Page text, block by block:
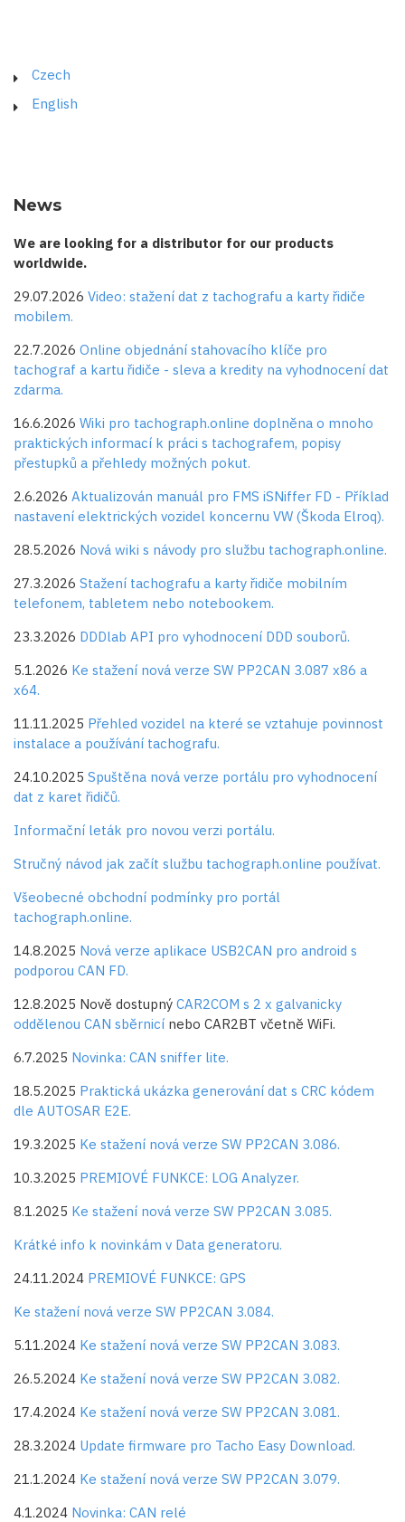
Czech
English
News
We are looking for a distributor for our products
worldwide.
29.07.2026 Video: stažení dat z tachografu a karty řidiče
mobilem.
22.7.2026 Online objednání stahovacího klíče pro
tachograf a kartu řidiče - sleva a kredity na vyhodnocení dat
zdarma.
16.6.2026 Wiki pro tachograph.online doplněna o mnoho
praktických informací k práci s tachografem, popisy
přestupků a přehledy možných pokut.
2.6.2026 Aktualizován manuál pro FMS iSNiffer FD - Příklad
nastavení elektrických vozidel koncernu VW (Škoda Elroq).
28.5.2026 Nová wiki s návody pro službu tachograph.online.
27.3.2026 Stažení tachografu a karty řidiče mobilním
telefonem, tabletem nebo notebookem.
23.3.2026 DDDlab API pro vyhodnocení DDD souborů.
5.1.2026 Ke stažení nová verze SW PP2CAN 3.087 x86 a
x64.
11.11.2025 Přehled vozidel na které se vztahuje povinnost
instalace a používání tachografu.
24.10.2025 Spuštěna nová verze portálu pro vyhodnocení
dat z karet řidičů.
Informační leták pro novou verzi portálu.
Stručný návod jak začít službu tachograph.online používat.
Všeobecné obchodní podmínky pro portál
tachograph.online.
14.8.2025 Nová verze aplikace USB2CAN pro android s
podporou CAN FD.
12.8.2025 Nově dostupný CAR2COM s 2 x galvanicky
oddělenou CAN sběrnicí nebo CAR2BT včetně WiFi.
6.7.2025 Novinka: CAN sniffer lite.
18.5.2025 Praktická ukázka generování dat s CRC kódem
dle AUTOSAR E2E.
19.3.2025 Ke stažení nová verze SW PP2CAN 3.086.
10.3.2025 PREMIOVÉ FUNKCE: LOG Analyzer.
8.1.2025 Ke stažení nová verze SW PP2CAN 3.085.
Krátké info k novinkám v Data generatoru.
24.11.2024 PREMIOVÉ FUNKCE: GPS
Ke stažení nová verze SW PP2CAN 3.084.
5.11.2024 Ke stažení nová verze SW PP2CAN 3.083.
26.5.2024 Ke stažení nová verze SW PP2CAN 3.082.
17.4.2024 Ke stažení nová verze SW PP2CAN 3.081.
28.3.2024 Update firmware pro Tacho Easy Download.
21.1.2024 Ke stažení nová verze SW PP2CAN 3.079.
4.1.2024 Novinka: CAN relé